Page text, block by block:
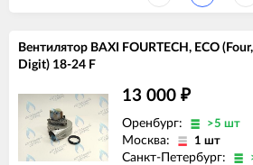
Вентилятор BAXI FOURTECH, ECO
Digit) 18-24 F
13 000 ₽
Оренбург: >5 шт
Москва: 1 шт
Санкт-Петербург: